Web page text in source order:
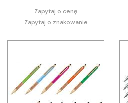
Zapytaj o cenę
Zapytaj o znakowanie